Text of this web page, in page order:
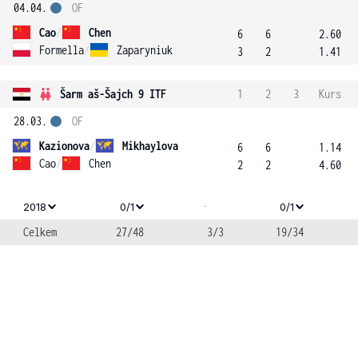
04.04.
Cao/
Chen
Formella/ Zaparyniuk
OF
6
3
6
2
2.60
1.41
Šarm aš-Šajch 9 ITF 1 2 3
Kurs
28.03.
Kazionova/
Mikhaylova
Cao/ Chen
OF
6
2
6
2
1.14
4.60
2018 0/1 - 0/1
Celkem 27/48 3/3 19/34